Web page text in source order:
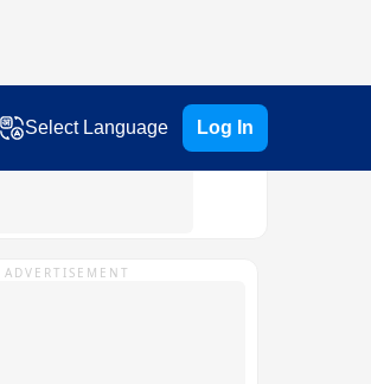
Select Language Log In
ADVERTISEMENT